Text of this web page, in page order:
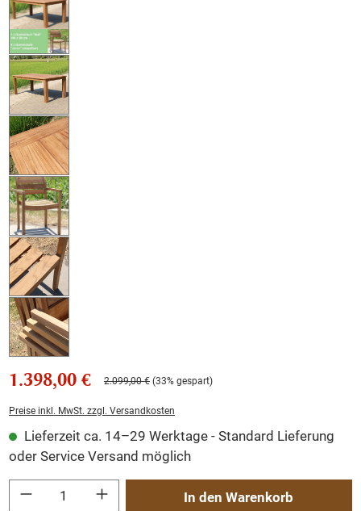
1.398,00 € 2.099,00 € (33% gespart)
Preise inkl. MwSt. zzgl. Versandkosten
Lieferzeit ca. 14–29 Werktage - Standard Lieferung
oder Service Versand möglich
Produkt Anzahl: Gib den gewünschten Wert ein oder benutze die Schaltflächen
In den Warenkorb